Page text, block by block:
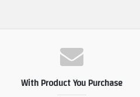
With Product You Purchase